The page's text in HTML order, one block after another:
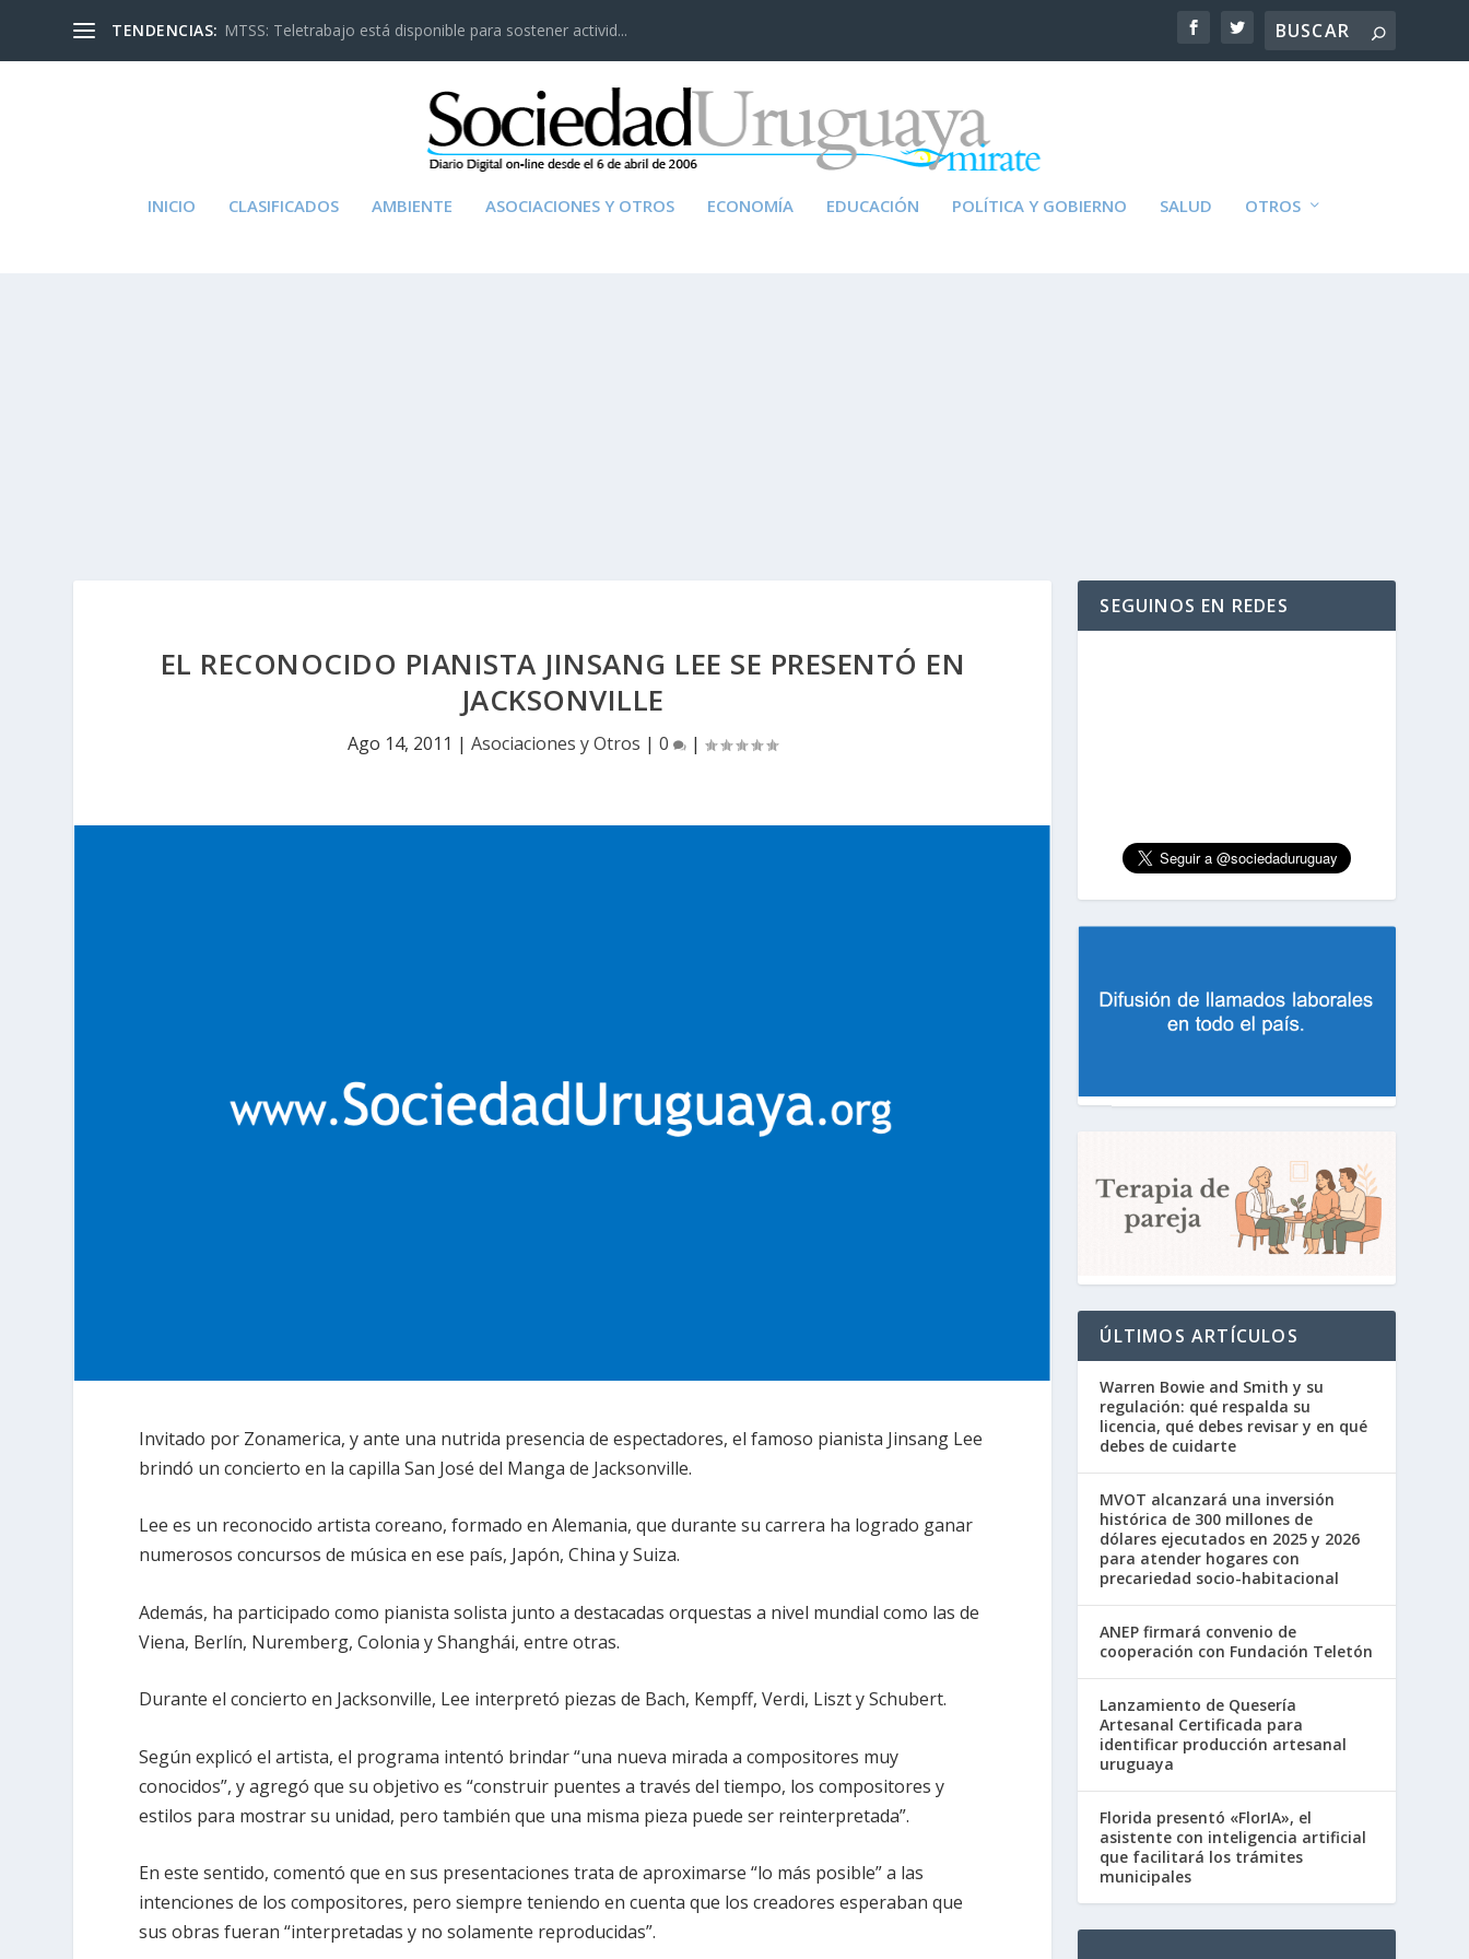
TENDENCIAS: MTSS: Teletrabajo está disponible para sostener activid...
INICIO CLASIFICADOS AMBIENTE ASOCIACIONES Y OTROS ECONOMÍA EDUCACIÓN POLÍTICA Y GOBIERNO SALUD OTROS
EL RECONOCIDO PIANISTA JINSANG LEE SE PRESENTÓ EN
JACKSONVILLE
Ago 14, 2011 |Asociaciones y Otros |0 |
Invitado por Zonamerica, y ante una nutrida presencia de espectadores, el famoso pianista Jinsang Lee
brindó un concierto en la capilla San José del Manga de Jacksonville.
Lee es un reconocido artista coreano, formado en Alemania, que durante su carrera ha logrado ganar
numerosos concursos de música en ese país, Japón, China y Suiza.
Además, ha participado como pianista solista junto a destacadas orquestas a nivel mundial como las de
Viena, Berlín, Nuremberg, Colonia y Shanghái, entre otras.
Durante el concierto en Jacksonville, Lee interpretó piezas de Bach, Kempff, Verdi, Liszt y Schubert.
Según explicó el artista, el programa intentó brindar “una nueva mirada a compositores muy
conocidos”, y agregó que su objetivo es “construir puentes a través del tiempo, los compositores y
estilos para mostrar su unidad, pero también que una misma pieza puede ser reinterpretada”.
En este sentido, comentó que en sus presentaciones trata de aproximarse “lo más posible” a las
intenciones de los compositores, pero siempre teniendo en cuenta que los creadores esperaban que
sus obras fueran “interpretadas y no solamente reproducidas”.
SEGUINOS EN REDES
ÚLTIMOS ARTÍCULOS
Warren Bowie and Smith y su
regulación: qué respalda su
licencia, qué debes revisar y en qué
debes de cuidarte
MVOT alcanzará una inversión
histórica de 300 millones de
dólares ejecutados en 2025 y 2026
para atender hogares con
precariedad socio-habitacional
ANEP firmará convenio de
cooperación con Fundación Teletón
Lanzamiento de Quesería
Artesanal Certificada para
identificar producción artesanal
uruguaya
Florida presentó «FlorIA», el
asistente con inteligencia artificial
que facilitará los trámites
municipales